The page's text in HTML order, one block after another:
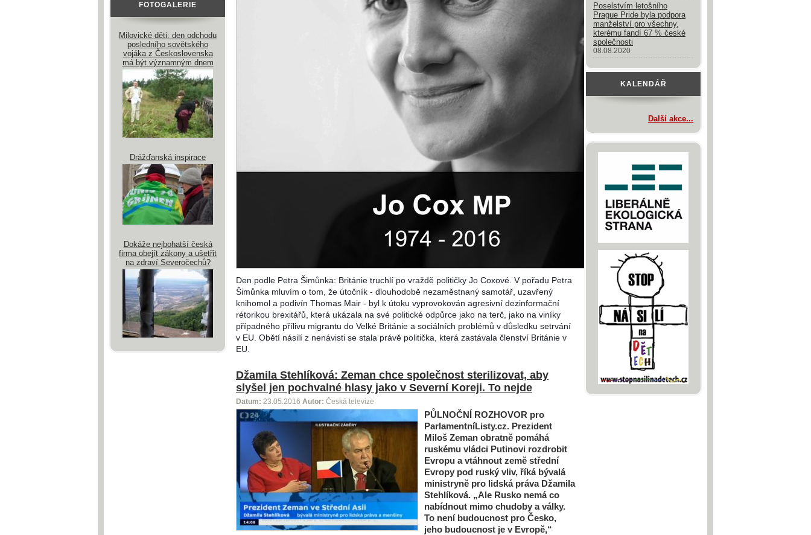
Den podle Petra Šimůnka: Británie truchlí po vraždě političky Jo Coxové. V pořadu Petra
Šimůnka mluvím o tom, že útočník - dlouhodobě nezaměstnaný samotář, uzavřený
knihomol a podivín Thomas Mair - byl k útoku vyprovokován agresivní dezinformační
rétorikou brexitářů, která ukázala na své politické odpůrce jako na terč, jako na viníky
případného přílivu migrantu do Velké Británie a sociálních problémů v důsledku setrvání
v EU. Obětí násilí z nenávisti se stala právě politička, která zastávala členství Británie v
EU.
Džamila Stehlíková: Zeman chce společnost sterilizovat, aby
slyšel jen pochvalné hlasy jako v Severní Koreji. To nejde
Datum: 23.05.2016 Autor: Česká televize
PŮLNOČNÍ ROZHOVOR pro
ParlamentníListy.cz. Prezident
Miloš Zeman obratně pomáhá
ruskému vládci Putinovi rozdrobit
Evropu a vtáhnout země střední
Evropy pod ruský vliv, říká bývalá
ministryně pro lidská práva Džamila
Stehlíková. „Ale Rusko nemá co
nabídnout mimo chudoby a války.
To není budoucnost pro Česko,
jeho budoucnost je v Evropě,“
FOTOGALERIE
Milovické děti: den odchodu
posledního sovětského
vojáka z Československa
má být významným dnem
Drážďanská inspirace
Dokáže nejbohatší česká
firma obejít zákony a ušetřit
na zdraví Severočechů?
Poselstvím letošního
Prague Pride byla podpora
manželství pro všechny,
kterému fandí 67 % české
společnosti
08.08.2020
KALENDÁŘ
Další akce...